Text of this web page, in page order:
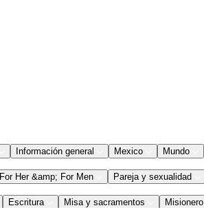
Información general Mexico Mundo
For Her &amp; For Men Pareja y sexualidad
Escritura Misa y sacramentos Misionero